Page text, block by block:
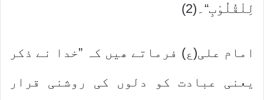
لِلْقُلُوْبِ“۔(2)
امام علی(ع) فرماتے ھیں کہ ”خدا نے ذکر
یعنی عبادت کو دلوں کی روشنی قرار